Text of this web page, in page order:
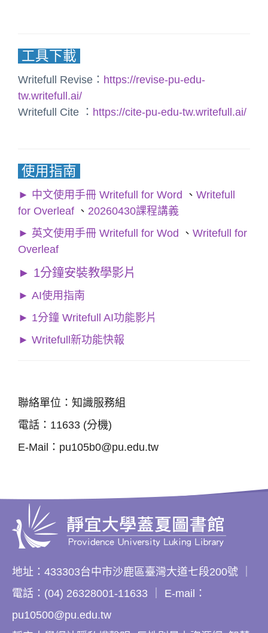
工具下載
Writefull Revise： https://revise-pu-edu-
tw.writefull.ai/
Writefull Cite ： https://cite-pu-edu-tw.writefull.ai/
使用指南
► 中文使用手冊 Writefull for Word 、 Writefull
for Overleaf 、 20260430課程講義
► 英文使用手冊 Writefull for Wod 、 Writefull for
Overleaf
► 1分鐘安裝教學影片
► AI使用指南
► 1分鐘 Writefull AI功能影片
► Writefull新功能快報
聯絡單位：知識服務組
電話：11633 (分機)
E-Mail：pu105b0@pu.edu.tw
地址：433303台中市沙鹿區臺灣大道七段200號 ｜
電話：(04) 26328001-11633 ｜ E-mail：
pu10500@pu.edu.tw